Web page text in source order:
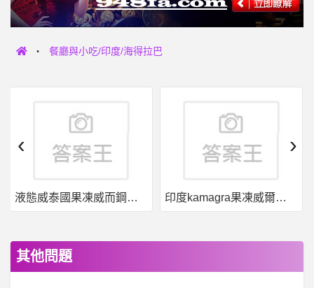
餐廳與小吃/印度/海得拉巴
液態威泰國果凍威而鋼哪裡買 印度kamagra果凍威爾剛用於治療男性勃起功能障礙
‹ ›
其他問題